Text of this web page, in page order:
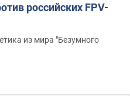
российских FPV-
из мира "Безумного